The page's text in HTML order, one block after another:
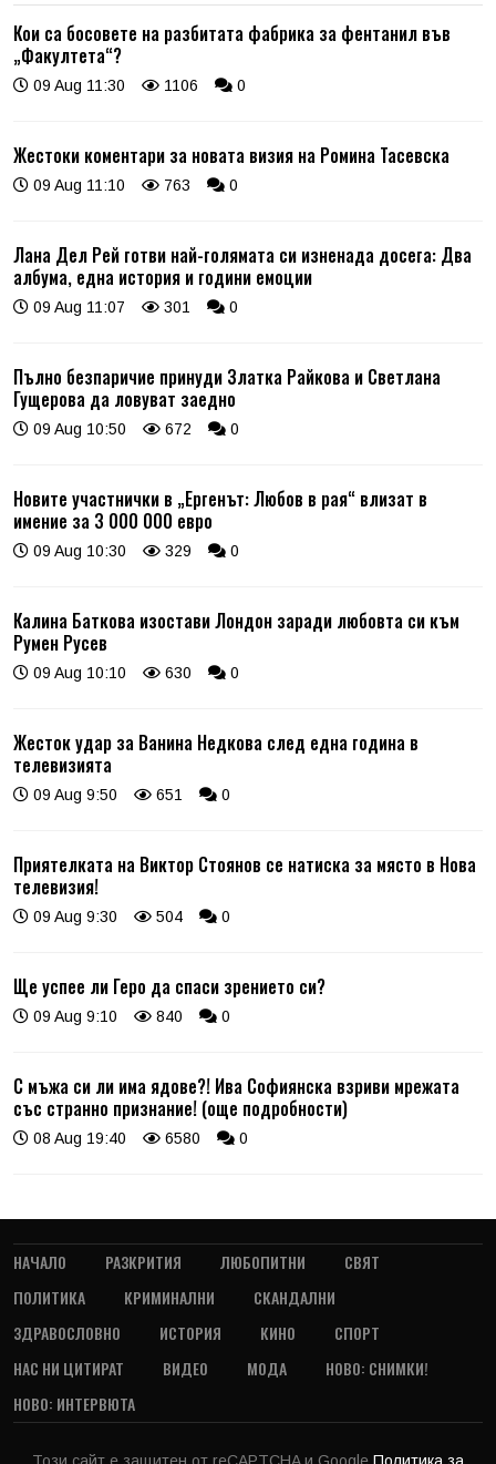
Кои са босовете на разбитата фабрика за фентанил във
„Факултета“?
09 Aug 11:30 1106 0
Жестоки коментари за новата визия на Ромина Тасевска
09 Aug 11:10 763 0
Лана Дел Рей готви най-голямата си изненада досега: Два
албума, една история и години емоции
09 Aug 11:07 301 0
Пълно безпаричие принуди Златка Райкова и Светлана
Гущерова да ловуват заедно
09 Aug 10:50 672 0
Новите участнички в „Ергенът: Любов в рая“ влизат в
имение за 3 000 000 евро
09 Aug 10:30 329 0
Калина Баткова изостави Лондон заради любовта си към
Румен Русев
09 Aug 10:10 630 0
Жесток удар за Ванина Недкова след една година в
телевизията
09 Aug 9:50 651 0
Приятелката на Виктор Стоянов се натиска за място в Нова
телевизия!
09 Aug 9:30 504 0
Ще успее ли Геро да спаси зрението си?
09 Aug 9:10 840 0
С мъжа си ли има ядове?! Ива Софиянска взриви мрежата
със странно признание! (още подробности)
08 Aug 19:40 6580 0
НАЧАЛО РАЗКРИТИЯ ЛЮБОПИТНИ
СВЯТ
ПОЛИТИКА
КРИМИНАЛНИ
СКАНДАЛНИ
ЗДРАВОСЛОВНО
ИСТОРИЯ КИНО
СПОРТ
НАС НИ ЦИТИРАТ
ВИДЕО МОДА
НОВО: СНИМКИ!
НОВО: ИНТЕРВЮТА
Този сайт е защитен от reCAPTCHA и Google Политика за